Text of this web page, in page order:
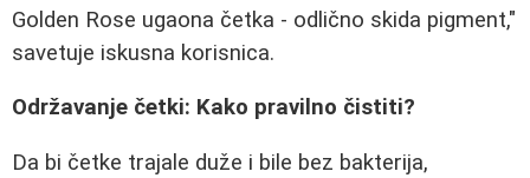
Golden Rose ugaona četka - odlično skida pigment,"
savetuje iskusna korisnica.
Održavanje četki: Kako pravilno čistiti?
Da bi četke trajale duže i bile bez bakterija,